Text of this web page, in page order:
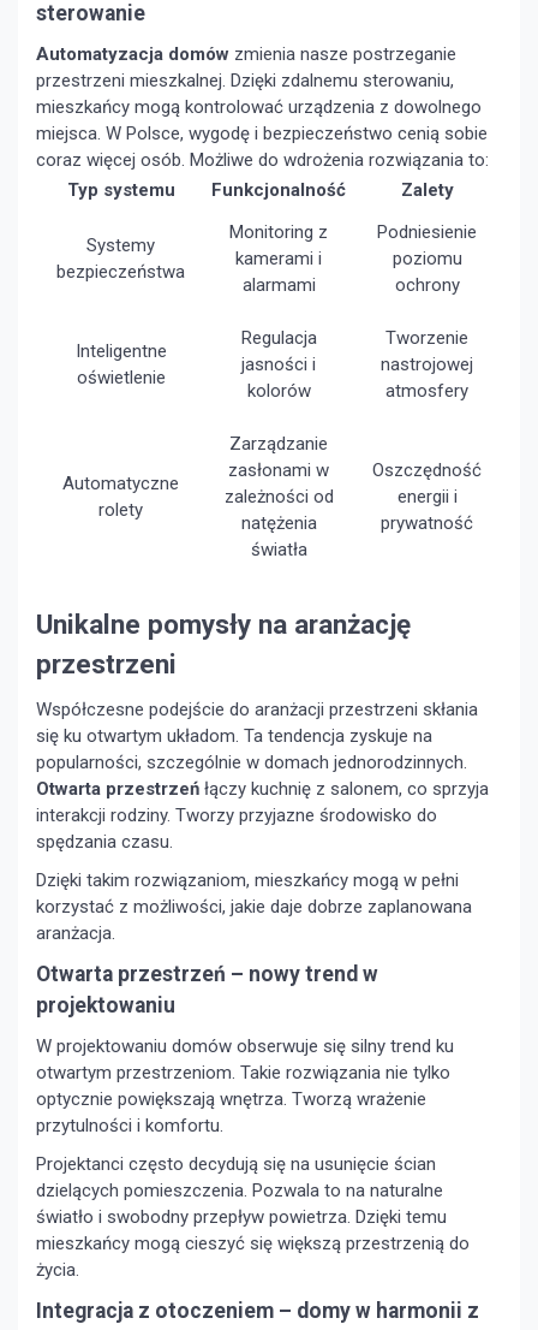
sterowanie
Automatyzacja domów zmienia nasze postrzeganie
przestrzeni mieszkalnej. Dzięki zdalnemu sterowaniu,
mieszkańcy mogą kontrolować urządzenia z dowolnego
miejsca. W Polsce, wygodę i bezpieczeństwo cenią sobie
coraz więcej osób. Możliwe do wdrożenia rozwiązania to:
Typ systemu
Funkcjonalność Zalety
Systemy
bezpieczeństwa
Monitoring z
kamerami i
alarmami
Podniesienie
poziomu
ochrony
Inteligentne
oświetlenie
Regulacja
jasności i
kolorów
Tworzenie
nastrojowej
atmosfery
Automatyczne
rolety
Zarządzanie
zasłonami w
zależności od
natężenia
światła
Oszczędność
energii i
prywatność
Unikalne pomysły na aranżację
przestrzeni
Współczesne podejście do aranżacji przestrzeni skłania
się ku otwartym układom. Ta tendencja zyskuje na
popularności, szczególnie w domach jednorodzinnych.
Otwarta przestrzeń łączy kuchnię z salonem, co sprzyja
interakcji rodziny. Tworzy przyjazne środowisko do
spędzania czasu.
Dzięki takim rozwiązaniom, mieszkańcy mogą w pełni
korzystać z możliwości, jakie daje dobrze zaplanowana
aranżacja.
Otwarta przestrzeń – nowy trend w
projektowaniu
W projektowaniu domów obserwuje się silny trend ku
otwartym przestrzeniom. Takie rozwiązania nie tylko
optycznie powiększają wnętrza. Tworzą wrażenie
przytulności i komfortu.
Projektanci często decydują się na usunięcie ścian
dzielących pomieszczenia. Pozwala to na naturalne
światło i swobodny przepływ powietrza. Dzięki temu
mieszkańcy mogą cieszyć się większą przestrzenią do
życia.
Integracja z otoczeniem – domy w harmonii z